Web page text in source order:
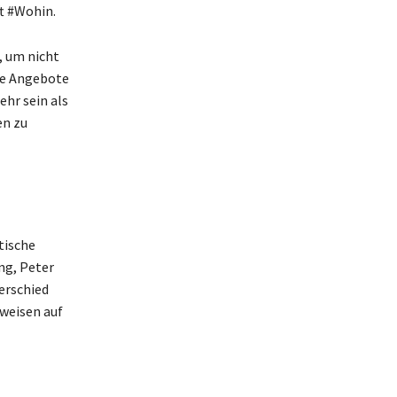
#Wohin.
um nicht
Angebote
sein als
zu
Peter
auf